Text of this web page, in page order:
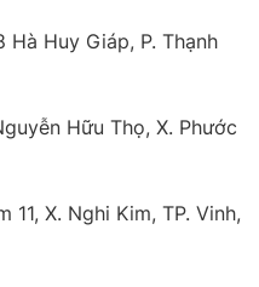
Hà Huy Giáp, P. Thạnh
Hữu Thọ, X. Phước
11, X. Nghi Kim, TP. Vinh,